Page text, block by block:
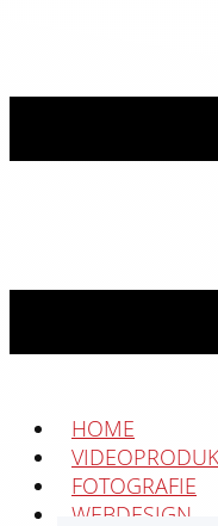
HOME
FOTOGRAFIE
WEBDESIGN